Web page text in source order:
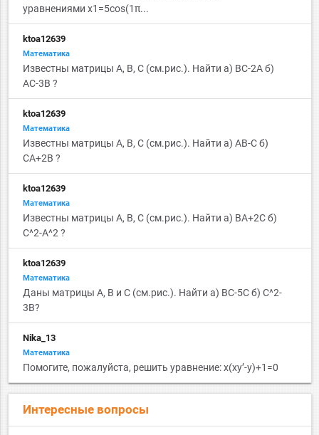
уравнениями x1=5cos(1π...
ktoa12639
Математика
Известны матрицы А, B, C (см.рис.). Найти а) BC-2A б)
АС-3B ?
ktoa12639
Математика
Известны матрицы А, B, C (см.рис.). Найти а) AB-C б)
СА+2B ?
ktoa12639
Математика
Известны матрицы А, B, C (см.рис.). Найти а) BA+2C б)
С^2-A^2 ?
ktoa12639
Математика
Даны матрицы A, B и C (см.рис.). Найти а) BC-5C б) С^2-
3B?
Nika_13
Математика
Помогите, пожалуйста, решить уравнение: x(xy’-y)+1=0
Интересные вопросы